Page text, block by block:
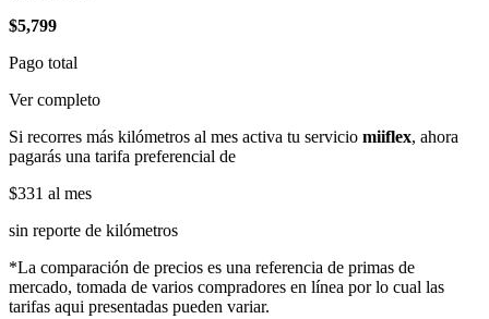
$5,799
Pago total
Ver completo
Si recorres más kilómetros al mes activa tu servicio miiflex, ahora
pagarás una tarifa preferencial de
$331 al mes
sin reporte de kilómetros
*La comparación de precios es una referencia de primas de
mercado, tomada de varios compradores en línea por lo cual las
tarifas aqui presentadas pueden variar.